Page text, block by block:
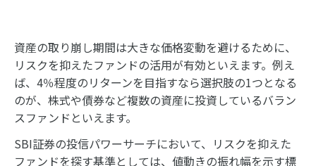
資産の取り崩し期間は大きな価格変動を避けるために、
リスクを抑えたファンドの活用が有効といえます。例え
ば、4％程度のリターンを目指すなら選択肢の1つとなる
のが、株式や債券など複数の資産に投資しているバラン
スファンドといえます。
SBI証券の投信パワーサーチにおいて、リスクを抑えた
ファンドを探す基準としては、値動きの振れ幅を示す標